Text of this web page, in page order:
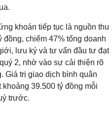
khoán tiếp tục là nguồn thu
chiếm 47% tổng doanh
lưu ký và tư vấn đầu tư đạt
2, nhờ vào sự cải thiện rõ
Giá trị giao dịch bình quân
39.500 tỷ đồng mỗi
trước.